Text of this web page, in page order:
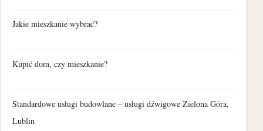
Jakie mieszkanie wybrać?
Kupić dom, czy mieszkanie?
Standardowe usługi budowlane – usługi dźwigowe Zielona Góra,
Lublin